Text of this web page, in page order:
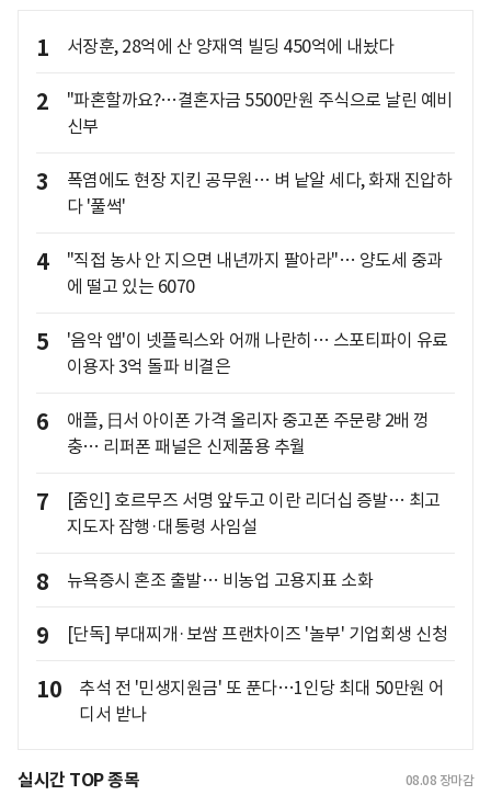
1 서장훈, 28억에 산 양재역 빌딩 450억에 내놨다
2
"파혼할까요?…결혼자금 5500만원 주식으로 날린 예비
신부
3
폭염에도 현장 지킨 공무원… 벼 낱알 세다, 화재 진압하
다 '풀썩'
4
"직접 농사 안 지으면 내년까지 팔아라"… 양도세 중과
에 떨고 있는 6070
5
'음악 앱'이 넷플릭스와 어깨 나란히… 스포티파이 유료
이용자 3억 돌파 비결은
6
애플, 日서 아이폰 가격 올리자 중고폰 주문량 2배 껑
충… 리퍼폰 패널은 신제품용 추월
7
[줌인] 호르무즈 서명 앞두고 이란 리더십 증발… 최고
지도자 잠행·대통령 사임설
8 뉴욕증시 혼조 출발… 비농업 고용지표 소화
9 [단독] 부대찌개·보쌈 프랜차이즈 '놀부' 기업회생 신청
10
추석 전 '민생지원금' 또 푼다…1인당 최대 50만원 어
디서 받나
실시간 TOP 종목 08.08 장마감